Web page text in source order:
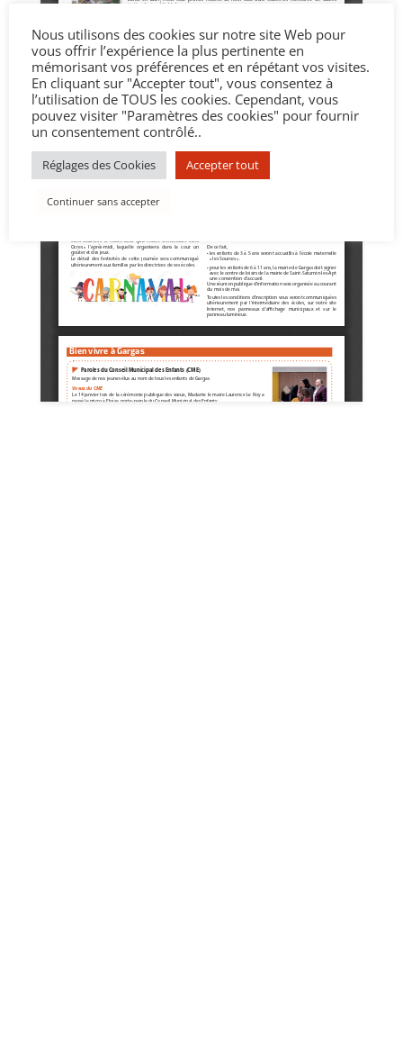
Nous utilisons des cookies sur notre site Web pour
vous offrir l’expérience la plus pertinente en
mémorisant vos préférences et en répétant vos visites.
En cliquant sur "Accepter tout", vous consentez à
l’utilisation de TOUS les cookies. Cependant, vous
pouvez visiter "Paramètres des cookies" pour fournir
un consentement contrôlé..
Réglages des Cookies Accepter tout
Continuer sans accepter